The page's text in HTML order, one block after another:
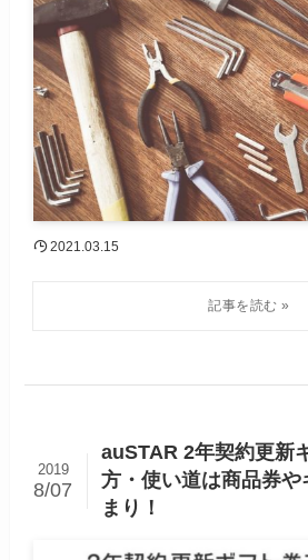
2021.03.15
auSTAR 2年契約更新
方・使い道は商品券
まり！
2019
8/07